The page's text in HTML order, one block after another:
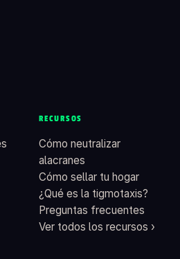
RECURSOS
Cómo neutralizar
alacranes
Cómo sellar tu hogar
¿Qué es la tigmotaxis?
Preguntas frecuentes
Ver todos los recursos ›